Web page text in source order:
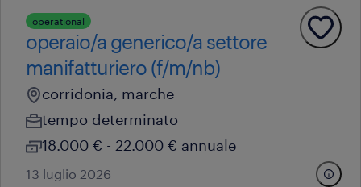
operational
operaio/a generico/a settore
manifatturiero (f/m/nb)
corridonia, marche
tempo determinato
18.000 € - 22.000 € annuale
13 luglio 2026